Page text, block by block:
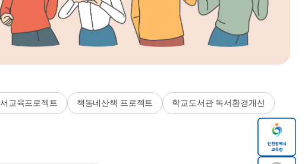
교육프로젝트 책동네산책 프로젝트 학교도서관 독서환경개선